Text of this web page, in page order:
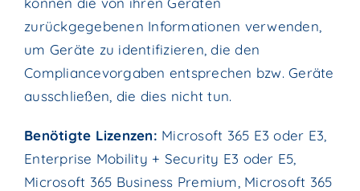
zurückgegebenen Informationen verwenden,
um Geräte zu identifizieren, die den
Compliancevorgaben entsprechen bzw. Geräte
ausschließen, die dies nicht tun.
Benötigte Lizenzen: Microsoft 365 E3 oder E3,
Enterprise Mobility + Security E3 oder E5,
Microsoft 365 Business Premium, Microsoft 365